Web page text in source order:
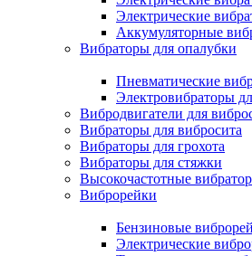
Электрические
Аккумуляторные
Вибраторы для опалубки
Пневматические
Электровибраторы
Вибродвигатели для
Вибраторы для вибросита
Вибраторы для грохота
Вибраторы для стяжки
Высокочастотные
Виброрейки
Бензиновые
Электрические